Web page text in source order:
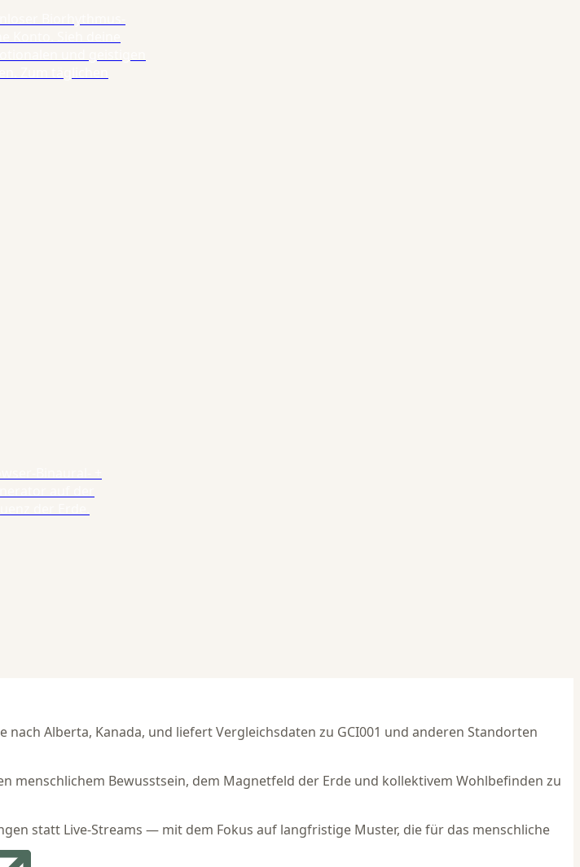
Alberta, Kanada, und liefert Vergleichsdaten zu GCI001 und anderen Standorten
menschlichem Bewusstsein, dem Magnetfeld der Erde und kollektivem Wohlbefinden zu
statt Live-Streams — mit dem Fokus auf langfristige Muster, die für das menschliche